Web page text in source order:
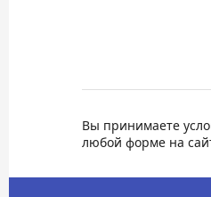
Вы принимаете
любой форме на